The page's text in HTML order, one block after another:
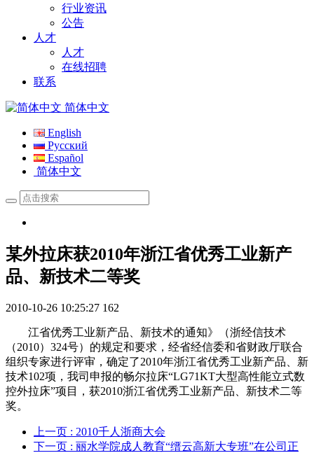
行业资讯
公告
人才
人才
在线招聘
联系
简体中文
English
Русский
Español
简体中文
某外拉床获2010年浙江省优秀工业新产
品、新技术二等奖
2010-10-26 10:25:27 162
江省优秀工业新产品、新技术的通知》（浙经信技术
（2010）324号）的规定和要求，经省经信委和省财政厅联合
组织专家进行评审，确定了2010年浙江省优秀工业新产品、新
技术102项，我司申报的畅尔拉床“LG71KT大型高性能立式数
控外拉床”项目，获2010浙江省优秀工业新产品、新技术二等
奖。
上一页 : 2010千人浙商大会
下一页 : 丽水学院成人教育“缙云高新大专班”在公司正